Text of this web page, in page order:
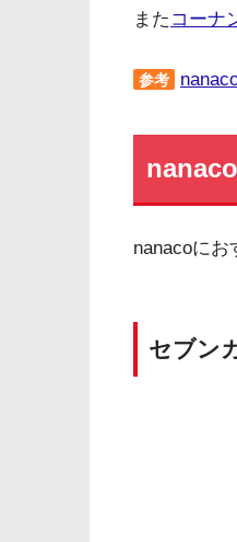
また コーナ
参考
nanacoにお
セブン